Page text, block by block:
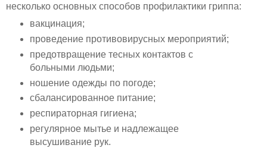
несколько основных способов профилактики гриппа:
вакцинация;
проведение противовирусных мероприятий;
предотвращение тесных контактов с
больными людьми;
ношение одежды по погоде;
сбалансированное питание;
респираторная гигиена;
регулярное мытье и надлежащее
высушивание рук.